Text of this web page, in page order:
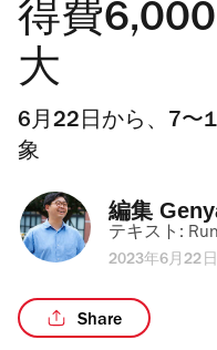
得費
大
6月22日から、7〜
象
編集
テキスト:
2023年6月22
Share